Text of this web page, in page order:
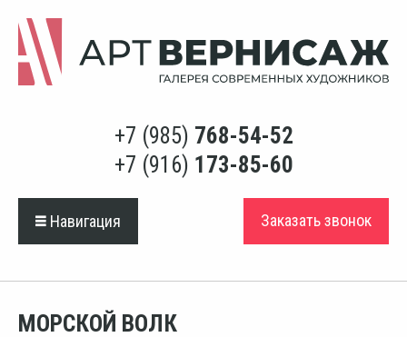
+7 (985) 768-54-52
+7 (916) 173-85-60
Навигация Заказать звонок
МОРСКОЙ ВОЛК